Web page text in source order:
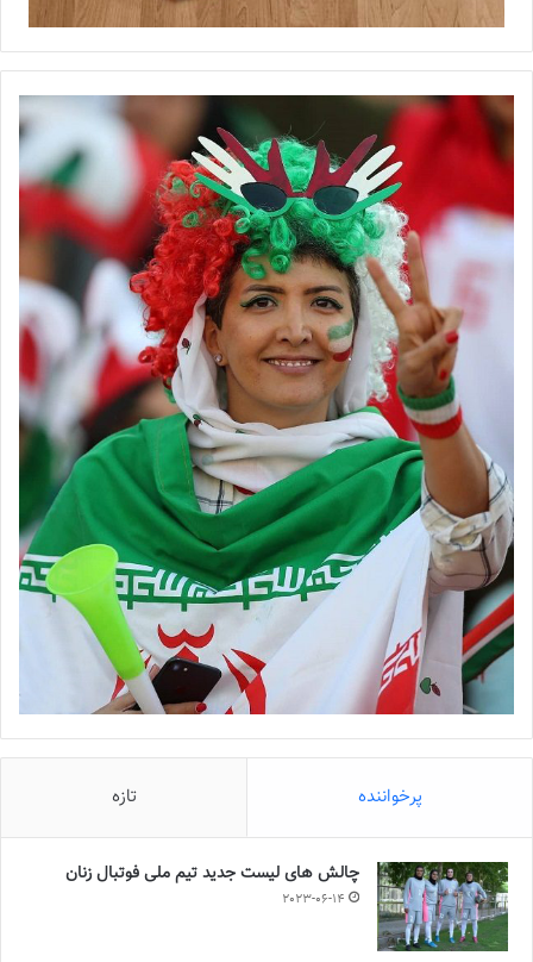
پرخواننده تازه
چالش هاى ليست جدید تيم ملى فوتبال زنان
2023-06-14